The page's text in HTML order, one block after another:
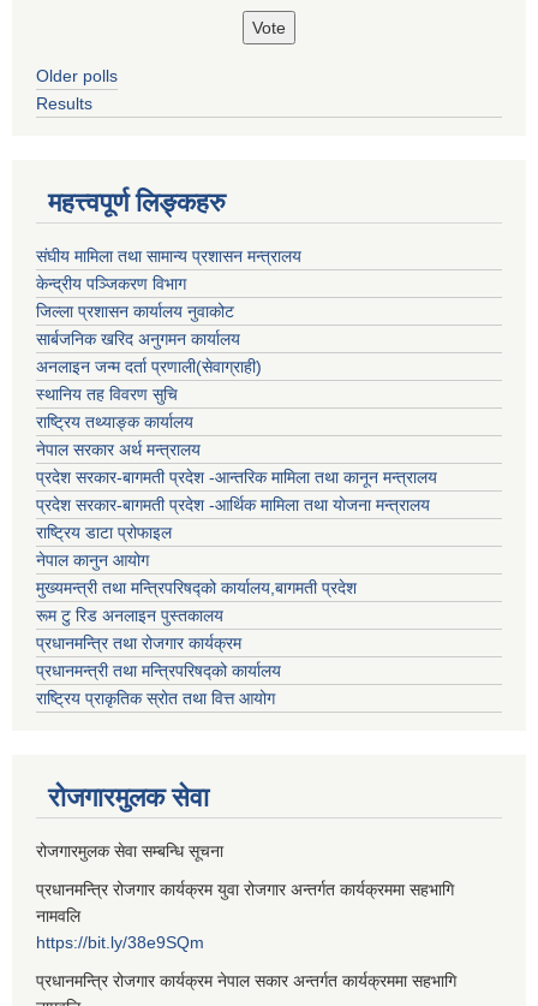
Older polls
Results
महत्त्वपूर्ण लिङ्कहरु
संघीय मामिला तथा सामान्य प्रशासन मन्त्रालय
केन्द्रीय पञ्जिकरण विभाग
जिल्ला प्रशासन कार्यालय नुवाकोट
सार्बजनिक खरिद अनुगमन कार्यालय
अनलाइन जन्म दर्ता प्रणाली(सेवाग्राही)
स्थानिय तह विवरण सुचि
राष्ट्रिय तथ्याङ्क कार्यालय
नेपाल सरकार अर्थ मन्त्रालय
प्रदेश सरकार-बागमती प्रदेश -आन्तरिक मामिला तथा कानून मन्त्रालय
प्रदेश सरकार-बागमती प्रदेश -आर्थिक मामिला तथा योजना मन्त्रालय
राष्ट्रिय डाटा प्रोफाइल
नेपाल कानुन आयोग
मुख्यमन्त्री तथा मन्त्रिपरिषद्को कार्यालय,बागमती प्रदेश
रूम टु रिड अनलाइन पुस्तकालय
प्रधानमन्त्रि तथा रोजगार कार्यक्रम
प्रधानमन्त्री तथा मन्त्रिपरिषद्को कार्यालय
राष्ट्रिय प्राकृतिक स्रोत तथा वित्त आयोग
रोजगारमुलक सेवा
रोजगारमुलक सेवा सम्बन्धि सूचना
प्रधानमन्त्रि रोजगार कार्यक्रम युवा रोजगार अन्तर्गत कार्यक्रममा सहभागि
नामवलि
https://bit.ly/38e9SQm
प्रधानमन्त्रि रोजगार कार्यक्रम नेपाल सकार अन्तर्गत कार्यक्रममा सहभागि